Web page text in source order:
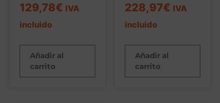
129,78€ IVA
incluido
Añadir al
carrito
228,97€ IVA
incluido
Añadir al
carrito